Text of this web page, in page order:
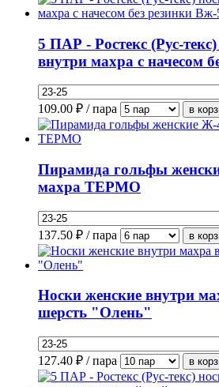
5 ПАР - Ростекс (Рус-
внутри махра с начесом
109.00 ₽ / пара
Пирамида гольфы
махра ТЕРМО
137.50 ₽ / пара
Носки женские внутри
шерсть "Олень"
127.40 ₽ / пара